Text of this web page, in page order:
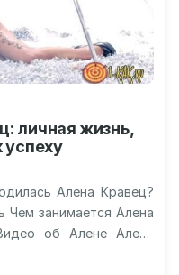
личная жизнь,
успеху
Алена Кравец?
Чем занимается Алена
об Алене Алена